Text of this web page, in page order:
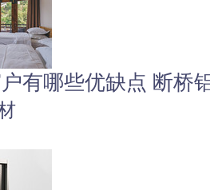
有哪些优缺点 断桥